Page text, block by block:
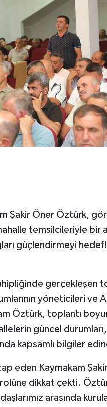
Şakir Öner Öztürk,
temsilcileriyle bir
güçlendirmeyi
gerçekleşen
yöneticileri ve
Öztürk, toplantı
güncel
kapsamlı bilgiler
eden Kaymakam
dikkat çekti.
arasında